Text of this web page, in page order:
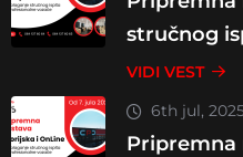
stručnog
VIDI VEST
6th jul,
Pripremna